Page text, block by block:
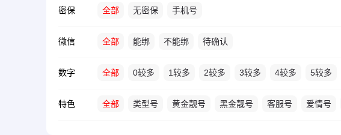
密保 全部 无密保 手机号
微信 全部 能绑 不能绑 待确认
数字 全部 0较多 1较多 2较多 3较多 4较多 5较多
特色 全部 类型号 黄金靓号 黑金靓号 客服号 爱情号